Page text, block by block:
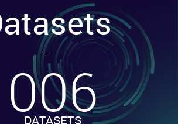
-
006
DATASETS